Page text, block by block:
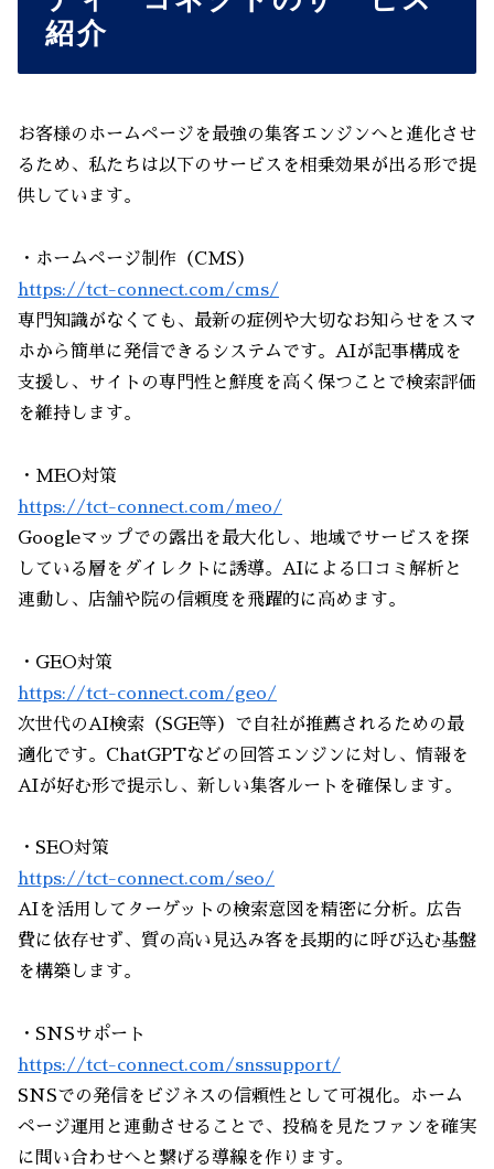
紹介
お客様のホームページを最強の集客エンジンへと進化させ
るため、私たちは以下のサービスを相乗効果が出る形で提
供しています。
・ホームページ制作（CMS）
https://tct-connect.com/cms/
専門知識がなくても、最新の症例や大切なお知らせをスマ
ホから簡単に発信できるシステムです。AIが記事構成を
支援し、サイトの専門性と鮮度を高く保つことで検索評価
を維持します。
・MEO対策
https://tct-connect.com/meo/
Googleマップでの露出を最大化し、地域でサービスを探
している層をダイレクトに誘導。AIによる口コミ解析と
連動し、店舗や院の信頼度を飛躍的に高めます。
・GEO対策
https://tct-connect.com/geo/
次世代のAI検索（SGE等）で自社が推薦されるための最
適化です。ChatGPTなどの回答エンジンに対し、情報を
AIが好む形で提示し、新しい集客ルートを確保します。
・SEO対策
https://tct-connect.com/seo/
AIを活用してターゲットの検索意図を精密に分析。広告
費に依存せず、質の高い見込み客を長期的に呼び込む基盤
を構築します。
・SNSサポート
https://tct-connect.com/snssupport/
SNSでの発信をビジネスの信頼性として可視化。ホーム
ページ運用と連動させることで、投稿を見たファンを確実
に問い合わせへと繋げる導線を作ります。